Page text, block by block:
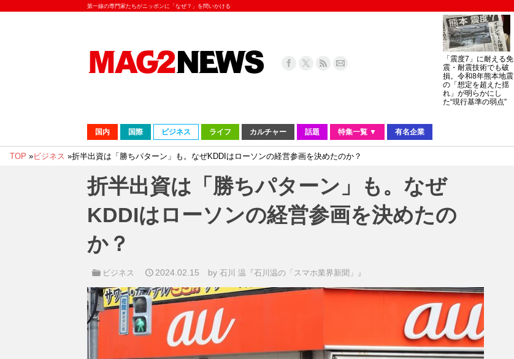
第一線の専門家たちがニッポンに「なぜ？」を問いかける
「震度7」に耐える免
震・耐震技術でも破
損。令和8年熊本地震
の「想定を超えた揺
れ」が明らかにし
た“現行基準の弱点”
国内 国際 ビジネス ライフ カルチャー 話題 特集一覧 ▼ 有名企業
TOP »ビジネス »折半出資は「勝ちパターン」も。なぜKDDIはローソンの経営参画を決めたのか？
折半出資は「勝ちパターン」も。なぜ
KDDIはローソンの経営参画を決めたの
か？
ビジネス 2024.02.15 by石川 温『石川温の「スマホ業界新聞」』